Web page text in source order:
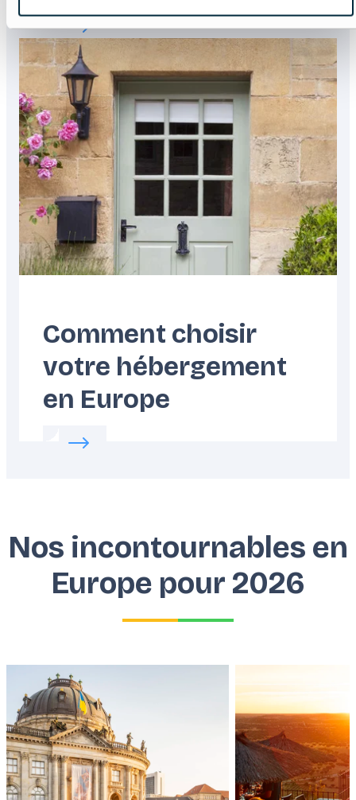
Read more about:Tout savoir sur les
Featured
image
Comment choisir
votre hébergement
en Europe
Read more about:
Nos incontournables en
Europe pour 2026